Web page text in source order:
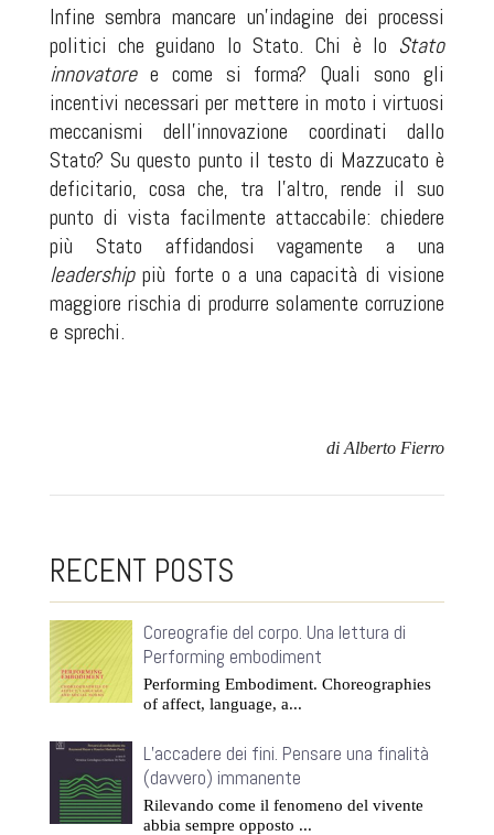
Infine sembra mancare un’indagine dei processi
politici che guidano lo Stato. Chi è lo Stato
innovatoree come si forma? Quali sono gli
incentivi necessari per mettere in moto i virtuosi
meccanismi dell’innovazione coordinati dallo
Stato? Su questo punto il testo di Mazzucato è
deficitario, cosa che, tra l’altro, rende il suo
punto di vista facilmente attaccabile: chiedere
più Stato affidandosi vagamente a una
leadershippiù forte o a una capacità di visione
maggiore rischia di produrre solamente corruzione
e sprechi.
di Alberto Fierro
RECENT POSTS
Coreografie del corpo. Una lettura di
Performing embodiment
Performing Embodiment. Choreographies
of affect, language, a...
L’accadere dei fini. Pensare una finalità
(davvero) immanente
Rilevando come il fenomeno del vivente
abbia sempre opposto ...